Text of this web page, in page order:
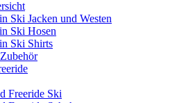
Ski Jacken und Westen
Ski Hosen
Ski Shirts
Freeride Ski